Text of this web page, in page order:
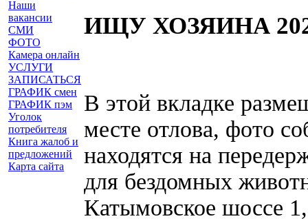
Наши
вакансии
СМИ
ФОТО
Камера онлайн
УСЛУГИ
ЗАПИСАТЬСЯ
ГРАФИК смен
ГРАФИК пэм
Уголок
потребителя
Книга жалоб и
предложений
Карта сайта
ИЩУ ХОЗЯИНА
В этой вкладке
месте отлова, фото
находятся на
для бездомных
Катымовское шоссе